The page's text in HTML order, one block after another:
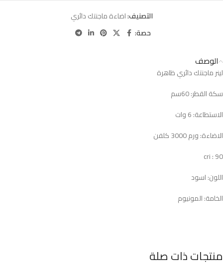
التصنيف:اضاءة ماجنتك دائري
حصة:
الوصف
لينر ماجنتك دائري ظاهرة
سكة القطر: 60سم
الاستطاعة: 6 وات
الاضاءة: ورم 3000 كلفن
cri : 90
اللون: اسود
الخامة: المونيوم
منتجات ذات صلة